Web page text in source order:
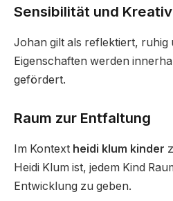
Sensibilität und
Johan gilt als reflektiert, ruhig
Eigenschaften werden
gefördert.
Raum zur Entfaltung
Im Kontext heidi klum kinder
Heidi Klum ist, jedem Kind
Entwicklung zu geben.